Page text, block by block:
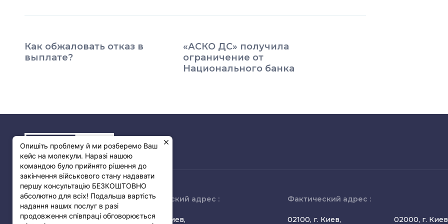
Как обжаловать отказ в
выплате?
«АСКО ДС» получила
ограничение от
Национального банка
Связь с нами :
(068) 349-38-55
Юридический адрес :
03150, г. Киев,
Фактический адрес :
02100, г. Киев, 02000, г.
Опишіть проблему й ми розберемо Ваш
кейс на молекули. Наразі нашою
командою було прийнято рішення до
закінчення військового стану надавати
першу консультацію БЕЗКОШТОВНО
абсолютно для всіх! Подальша вартість
надання наших послуг в разі
продовження співпраці обговорюється